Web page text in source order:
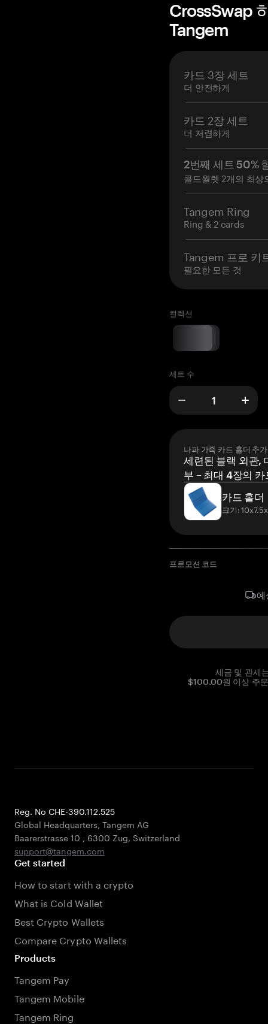
CrossSwap
Tangem
카드 3장 세트
더 안전하게
카드 2장 세트
더 저렴하게
2번째 세트 50%
콜드월렛 2개의 최상
Tangem Ring
Ring & 2 cards
Tangem 프로 키
필요한 모든 것
컬렉션
세트 수
나파 가죽 카드 홀더 추가
세련된 블랙 외관,
부 – 최대 4장의
카드 홀더
크기:
프로모션 코드
예
세금 및 관세
$100.00원 이상 주
Reg. No CHE-390.112.525
Global Headquarters, Tangem AG
Baarerstrasse 10 , 6300 Zug, Switzerland
support@tangem.com
Get started
How to start with a crypto
What is Cold Wallet
Best Crypto Wallets
Compare Crypto Wallets
Products
Tangem Pay
Tangem Mobile
Tangem Ring